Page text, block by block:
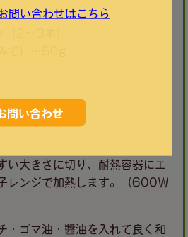
2～3本）
で）…50g
大きさに切り、耐熱容器にエ
レンジで加熱します。（600Ｗ
・ゴマ油・醬油を入れて良く和
問い合わせはこちら
問い合わせ